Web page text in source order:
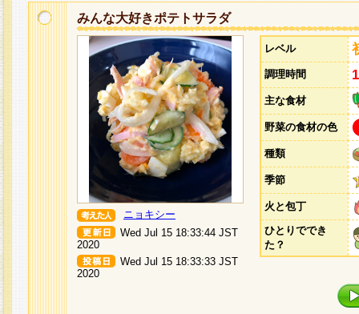
みんな大好きポテトサラダ
ニョキシー
Wed Jul 15 18:33:44 JST
2020
Wed Jul 15 18:33:33 JST
2020
レベル
調理時間
主な食材
野菜の食材の色
種類
季節
火と包丁
ひとりででき
た？